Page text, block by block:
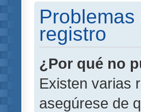
registro
¿Por qué no
Existen varias
asegúrese de